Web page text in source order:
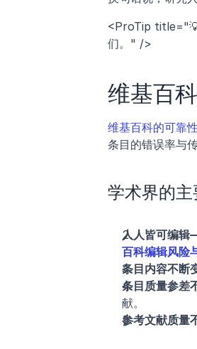
<ProTip
们。" />
维基百
维基百科的可靠性
条目的错误率与
学术界的
人人皆可编
百科编辑风险
条目内容不
条目质量参
献。
参考文献质